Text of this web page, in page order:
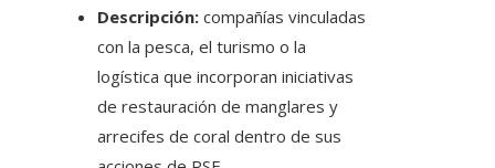
Descripción: compañías vinculadas
con la pesca, el turismo o la
logística que incorporan iniciativas
de restauración de manglares y
arrecifes de coral dentro de sus